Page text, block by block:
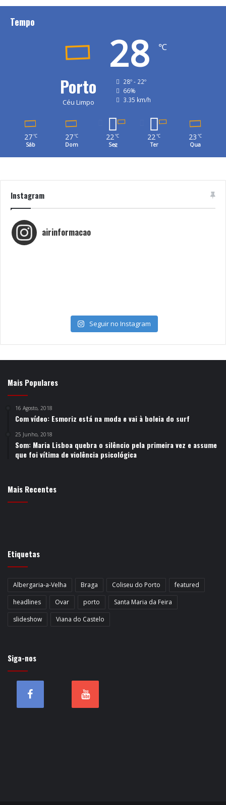
Tempo
Porto
Céu Limpo
28 ℃
28º - 22º
66%
3.35 km/h
27 ℃
Sáb
27 ℃
Dom
22℃
Seg
22℃
Ter
23 ℃
Qua
Instagram
airinformacao
Seguir no Instagram
Mais Populares
16 Agosto, 2018
Com vídeo: Esmoriz está na moda e vai à boleia do surf
25 Junho, 2018
Som: Maria Lisboa quebra o silêncio pela primeira vez e assume
que foi vítima de violência psicológica
Mais Recentes
Etiquetas
Albergaria-a-Velha Braga Coliseu do Porto
featured
headlines
Ovar porto
Santa Maria da Feira
slideshow
Viana do Castelo
Siga-nos